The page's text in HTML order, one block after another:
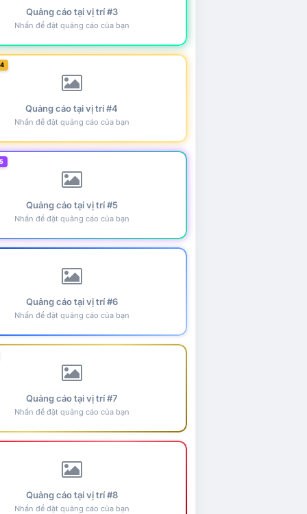
Quảng cáo tại vị trí #3
Nhấn để đặt quảng cáo của bạn
Quảng cáo tại vị trí #4
Nhấn để đặt quảng cáo của bạn
Quảng cáo tại vị trí #5
Nhấn để đặt quảng cáo của bạn
Quảng cáo tại vị trí #6
Nhấn để đặt quảng cáo của bạn
Quảng cáo tại vị trí #7
Nhấn để đặt quảng cáo của bạn
Quảng cáo tại vị trí #8
Nhấn để đặt quảng cáo của bạn